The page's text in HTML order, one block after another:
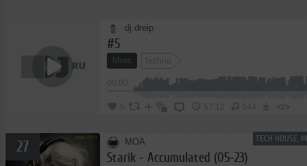
dj dreip
#5
Микс Techno
5 57:12 344 </>
TECH
27 MOA
Starik - Accumulated (05-23)